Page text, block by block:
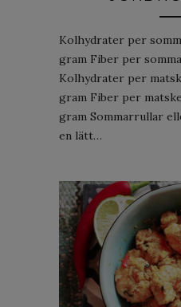
Kolhydrater per
gram Fiber per
Kolhydrater per
gram Fiber per
gram Sommarrullar
en lätt…